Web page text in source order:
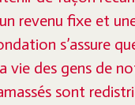
revenu fixe et
s’assure
vie des gens de
sont